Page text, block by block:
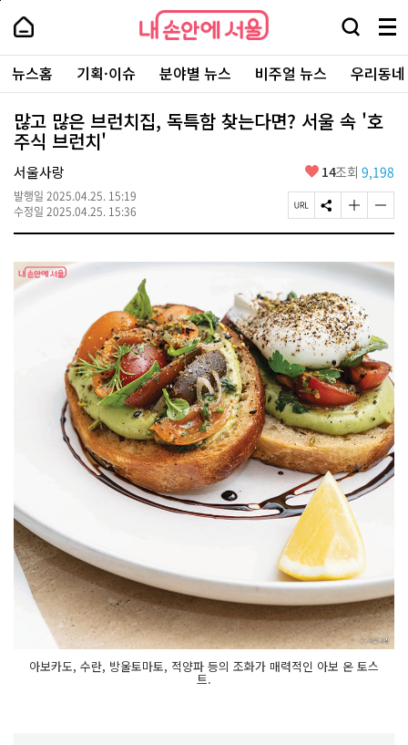
본
로
가
내
손
안
에
서
울
-
서
울
시
대
표
소
통
포
내
손
에
울
검
창
열
기
메
뉴
전
체
보
주
요
서
뉴스홈 기획·이슈 분야별 뉴스 비주얼 뉴스 우리동
많고 많은 브런치집, 독특함 찾는다면? 서울 속 '호
주식 브런치'
서울사랑
발행일 2025.04.25. 15:19
수정일 2025.04.25. 15:36
좋
요
14조회 9,198
페
이
U
R
L
복
사
S
N
공
유
하
기
글
자
기
크
게
변
경
하
기
글
자
기
작
게
하
기
아보카도, 수란, 방울토마토, 적양파 등의 조화가 매력적인 아보 온 토스
트.
페
상
단
로